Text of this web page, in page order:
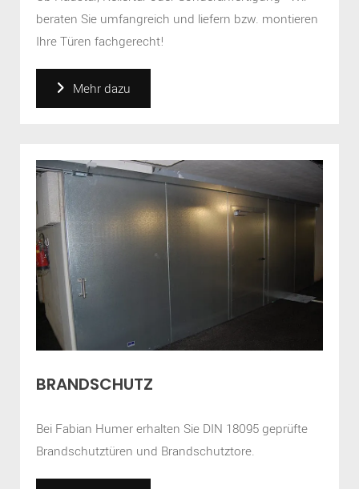
beraten Sie umfangreich und liefern bzw. montieren
Ihre Türen fachgerecht!
Mehr dazu
BRANDSCHUTZ
Bei Fabian Humer erhalten Sie DIN 18095 geprüfte
Brandschutztüren und Brandschutztore.